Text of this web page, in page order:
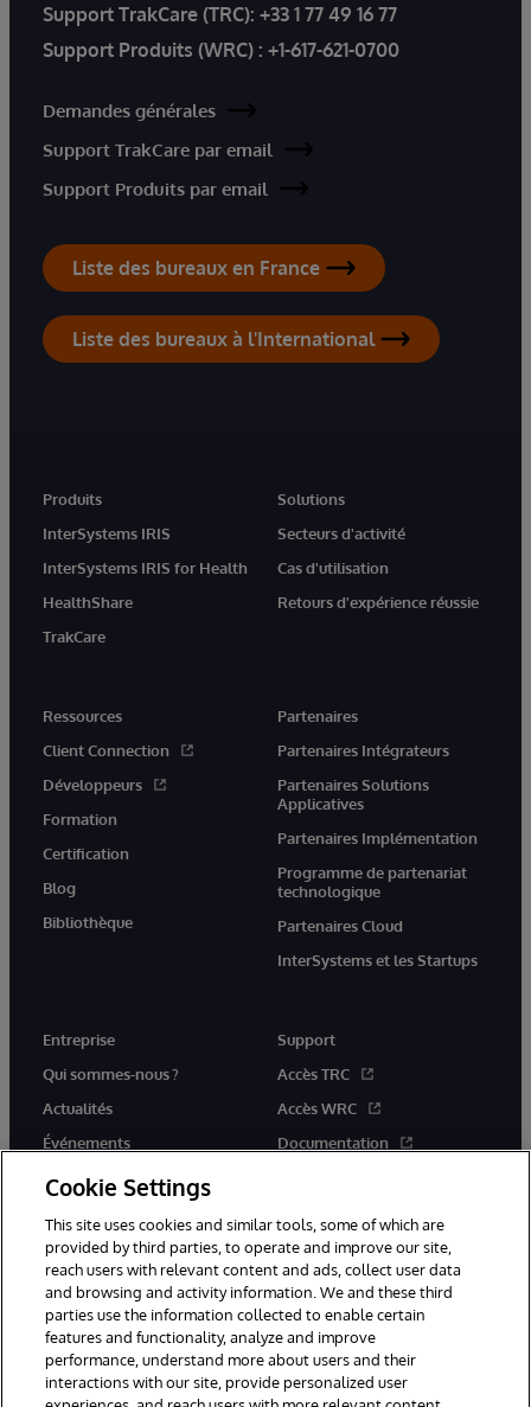
Support TrakCare (TRC): +33 1 77 49 16 77
Support Produits (WRC) : +1-617-621-0700
Demandes générales
Support TrakCare par email
Support Produits par email
Liste des bureaux en France
Liste des bureaux à l'International
Produits
InterSystems IRIS
InterSystems IRIS for Health
HealthShare
TrakCare
Solutions
Secteurs d'activité
Cas d'utilisation
Retours d'expérience réussie
Ressources
Client Connection
Développeurs
Formation
Certification
Blog
Bibliothèque
Partenaires
Partenaires Intégrateurs
Partenaires Solutions
Applicatives
Partenaires Implémentation
Programme de partenariat
technologique
Partenaires Cloud
InterSystems et les Startups
Entreprise
Qui sommes-nous ?
Actualités
Événements
Rejoignez-nous
Support
Accès TRC
Accès WRC
Documentation
© 1996-2026 InterSystems Corporation, Boston, MA. Tous droits
réservés.
Mentions légales
Cookie Settings
This site uses cookies and similar tools, some of which are
provided by third parties, to operate and improve our site,
reach users with relevant content and ads, collect user data
and browsing and activity information. We and these third
parties use the information collected to enable certain
features and functionality, analyze and improve
performance, understand more about users and their
interactions with our site, provide personalized user